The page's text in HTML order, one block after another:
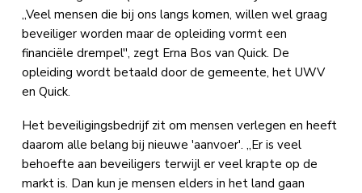
,,Veel mensen die bij ons langs komen, willen wel graag
beveiliger worden maar de opleiding vormt een
financiële drempel'', zegt Erna Bos van Quick. De
opleiding wordt betaald door de gemeente, het UWV
en Quick.
Het beveiligingsbedrijf zit om mensen verlegen en heeft
daarom alle belang bij nieuwe 'aanvoer'. ,,Er is veel
behoefte aan beveiligers terwijl er veel krapte op de
markt is. Dan kun je mensen elders in het land gaan